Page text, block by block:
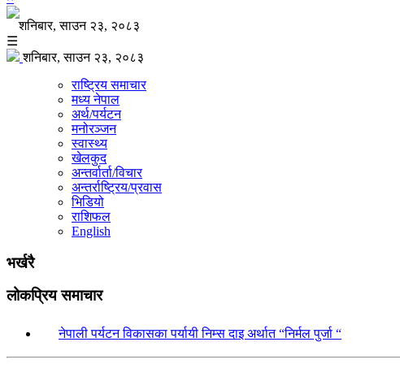
शनिबार, साउन २३, २०८३
☰
शनिबार, साउन २३, २०८३
राष्ट्रिय समाचार
मध्य नेपाल
अर्थ/पर्यटन
मनोरञ्जन
स्वास्थ्य
खेलकुद
अन्तर्वार्ता/विचार
अन्तर्राष्ट्रिय/प्रवास
भिडियो
राशिफल
English
भर्खरै
लोकप्रिय समाचार
नेपाली पर्यटन विकासका पर्यायी निम्स दाइ अर्थात “निर्मल पुर्जा “